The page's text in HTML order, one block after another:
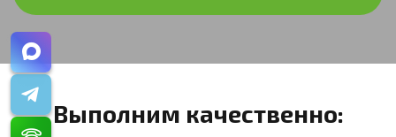
Выполним качественно: